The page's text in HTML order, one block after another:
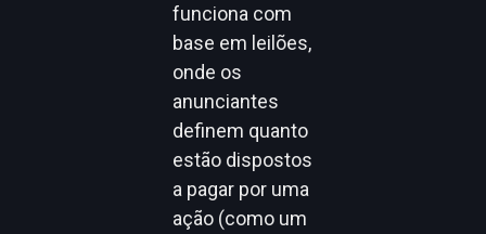
funciona com
base em leilões,
onde os
anunciantes
definem quanto
estão dispostos
a pagar por uma
ação (como um